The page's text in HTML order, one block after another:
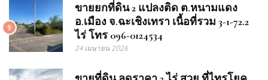
9
ขายยกที่ดิน 2 แปลงติด ต.หนามแดง
อ.เมือง จ.ฉะเชิงเทรา เนื้อที่รวม 3-1-72.2
ไร่ โทร 096-0124534
24 เมษายน 2026